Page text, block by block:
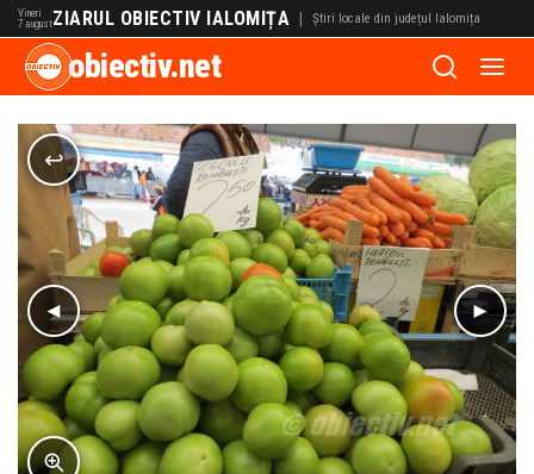
Vineri
7 augustZIARUL OBIECTIV IALOMIȚA | Știri locale din județul Ialomița
obiectiv.net